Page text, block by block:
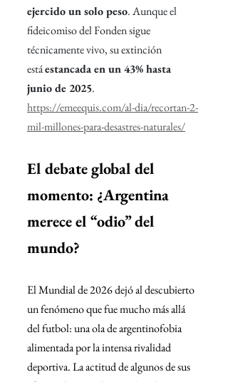
ejercido un solo peso. Aunque el
fideicomiso del Fonden sigue
técnicamente vivo, su extinción
está estancada en un 43% hasta
junio de 2025.
https://emeequis.com/al-dia/recortan-2-
mil-millones-para-desastres-naturales/
El debate global del
momento: ¿Argentina
merece el “odio” del
mundo?
El Mundial de 2026 dejó al descubierto
un fenómeno que fue mucho más allá
del futbol: una ola de argentinofobia
alimentada por la intensa rivalidad
deportiva. La actitud de algunos de sus